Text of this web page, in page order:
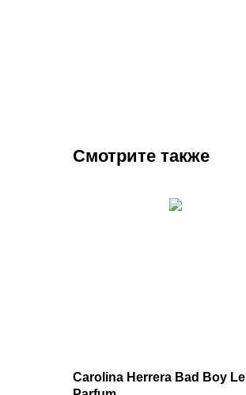
Смотрите также
Carolina Herrera Bad Boy Le